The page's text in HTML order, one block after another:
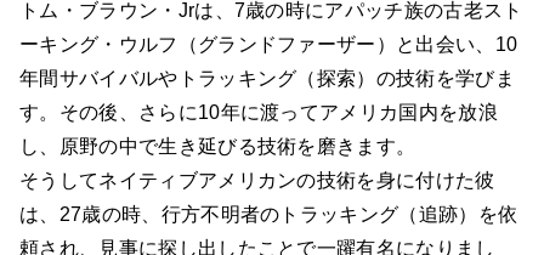
トム・ブラウン・Jrは、7歳の時にアパッチ族の古老スト
ーキング・ウルフ（グランドファーザー）と出会い、10
年間サバイバルやトラッキング（探索）の技術を学びま
す。その後、さらに10年に渡ってアメリカ国内を放浪
し、原野の中で生き延びる技術を磨きます。
そうしてネイティブアメリカンの技術を身に付けた彼
は、27歳の時、行方不明者のトラッキング（追跡）を依
頼され、見事に探し出したことで一躍有名になりまし